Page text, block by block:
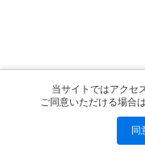
LINEで無
当サイトではアクセ
ご同意いただける場合
同